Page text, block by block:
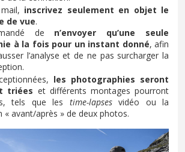
inscrivez seulement en objet le
de vue.
de n’envoyer qu’une seule
à la fois pour un instant donné, afin
l’analyse et de ne pas surcharger la
les photographies seront
triées et différents montages pourront
tels que les time-lapsesvidéo ou la
« avant/après » de deux photos.